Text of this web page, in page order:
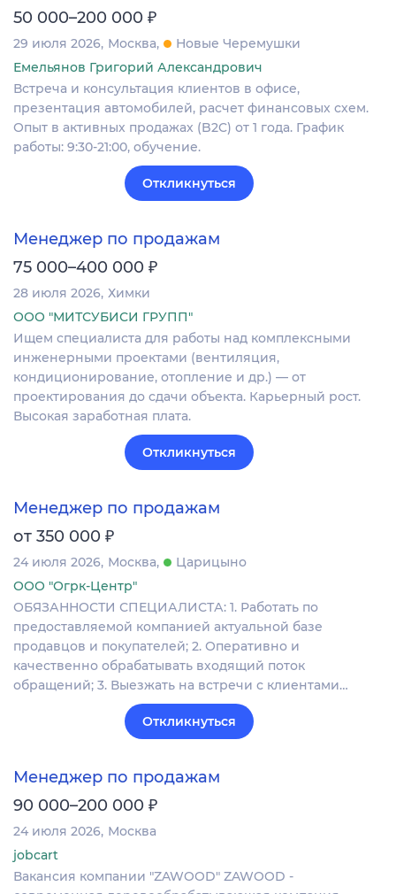
50 000–200 000 ₽
29 июля 2026 Москва
Новые Черемушки
Емельянов Григорий Александрович
Встреча и консультация клиентов в офисе,
презентация автомобилей, расчет финансовых схем.
Опыт в активных продажах (B2C) от 1 года. График
работы: 9:30-21:00, обучение.
Откликнуться
Менеджер по продажам
75 000–400 000 ₽
28 июля 2026 Химки
ООО "МИТСУБИСИ ГРУПП"
Ищем специалиста для работы над комплексными
инженерными проектами (вентиляция,
кондиционирование, отопление и др.) — от
проектирования до сдачи объекта. Карьерный рост.
Высокая заработная плата.
Откликнуться
Менеджер по продажам
от 350 000 ₽
24 июля 2026 Москва
Царицыно
ООО "Огрк-Центр"
ОБЯЗАННОСТИ СПЕЦИАЛИСТА: 1. Работать по
предоставляемой компанией актуальной базе
продавцов и покупателей; 2. Оперативно и
качественно обрабатывать входящий поток
обращений; 3. Выезжать на встречи с клиентами…
Откликнуться
Менеджер по продажам
90 000–200 000 ₽
24 июля 2026 Москва
jobcart
Вакансия компании "ZAWOOD" ZAWOOD -